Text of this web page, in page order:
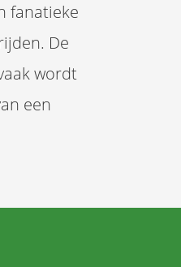
fanatieke
De
wordt
een